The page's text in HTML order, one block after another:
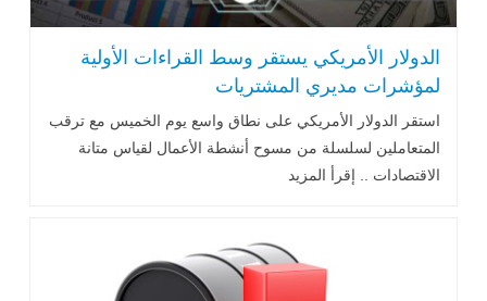
الدولار الأمريكي يستقر وسط القراءات الأولية
لمؤشرات مديري المشتريات
استقر الدولار الأمريكي على نطاق واسع يوم الخميس مع ترقب
المتعاملين لسلسلة من مسوح أنشطة الأعمال لقياس متانة
الاقتصادات .. إقرأ المزيد